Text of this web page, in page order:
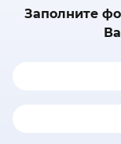
Заполните